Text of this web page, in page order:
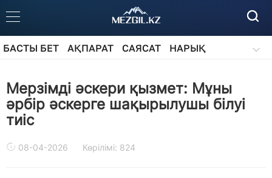
БАСТЫ БЕТ АҚПАРАТ САЯСАТ
НАРЫҚ
Мерзімді әскери қызмет: Мұны
әрбір әскерге шақырылушы білуі
тиіс
08-04-2026 Көрілімі: 824